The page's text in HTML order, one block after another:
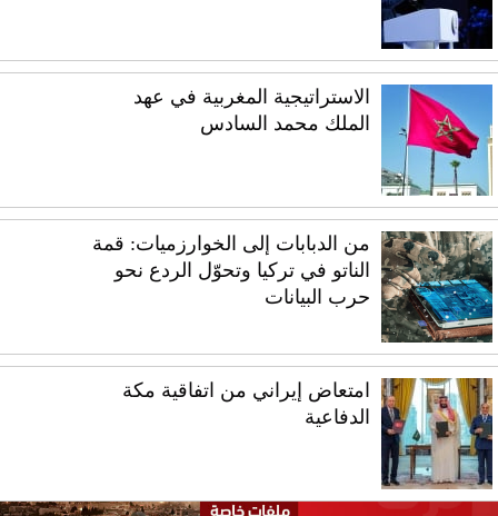
الاستراتيجية المغربية في عهد
الملك محمد السادس
من الدبابات إلى الخوارزميات: قمة
الناتو في تركيا وتحوّل الردع نحو
حرب البيانات
امتعاض إيراني من اتفاقية مكة
الدفاعية